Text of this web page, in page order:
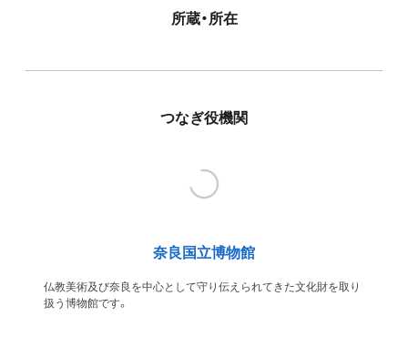
所蔵・所在
つなぎ役機関
奈良国立博物館
仏教美術及び奈良を中心として守り伝えられてきた文化財を取り
扱う博物館です。